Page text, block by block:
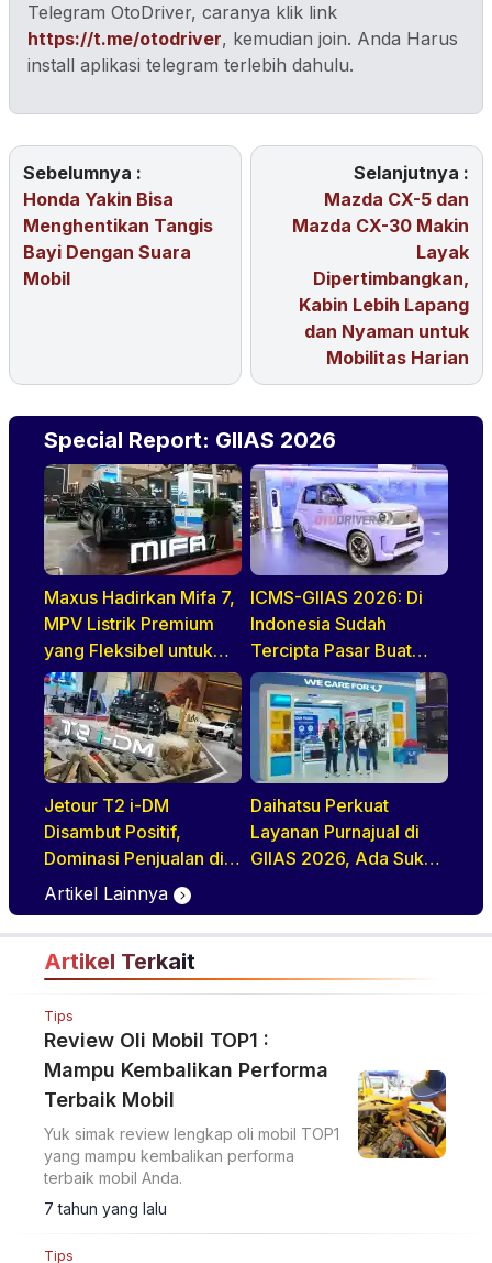
Telegram OtoDriver, caranya klik link
https://t.me/otodriver, kemudian join. Anda Harus
install aplikasi telegram terlebih dahulu.
Sebelumnya :
Honda Yakin Bisa
Menghentikan Tangis
Bayi Dengan Suara
Mobil
Selanjutnya :
Mazda CX-5 dan
Mazda CX-30 Makin
Layak
Dipertimbangkan,
Kabin Lebih Lapang
dan Nyaman untuk
Mobilitas Harian
Special Report: GIIAS 2026
Maxus Hadirkan Mifa 7,
MPV Listrik Premium
yang Fleksibel untuk
Keluarga Modern Di
GIIAS 2026
ICMS-GIIAS 2026: Di
Indonesia Sudah
Tercipta Pasar Buat
BEV, HEV, Dan PHEV
Jetour T2 i-DM
Disambut Positif,
Dominasi Penjualan di
GIIAS 2026
Daihatsu Perkuat
Layanan Purnajual di
GIIAS 2026, Ada Suku
Artikel Lainnya
Artikel Terkait
Tips
Review Oli Mobil TOP1 :
Mampu Kembalikan Performa
Terbaik Mobil
Yuk simak review lengkap oli mobil TOP1
yang mampu kembalikan performa
terbaik mobil Anda.
7 tahun yang lalu
Tips